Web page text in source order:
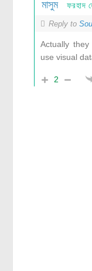
ফরহাদ
Reply to
Actually
use visual
2